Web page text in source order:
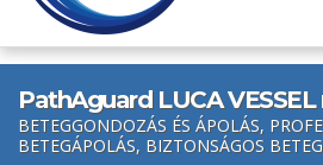
PathAguard LUCA
BETEGGONDOZÁS ÉS ÁPOLÁS,
BETEGÁPOLÁS, BIZTONSÁGOS